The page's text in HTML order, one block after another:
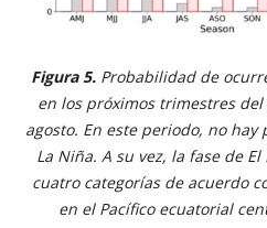
Figura 5. Probabilidad de
en los próximos trimestres del
agosto. En este periodo, no
La Niña. A su vez, la fase de
cuatro categorías de acuerdo
en el Pacífico ecuatorial